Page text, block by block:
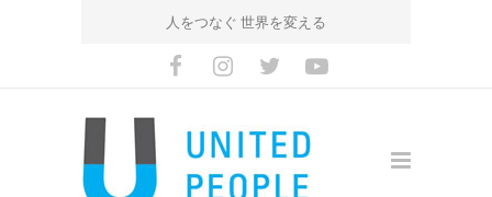
人をつなぐ 世界を変える